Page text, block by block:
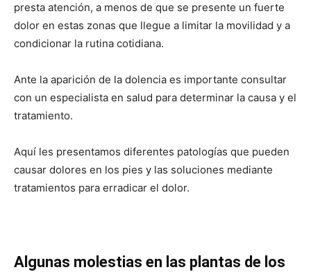
presta atención, a menos de que se presente un fuerte
dolor en estas zonas que llegue a limitar la movilidad y a
condicionar la rutina cotidiana.
Ante la aparición de la dolencia es importante consultar
con un especialista en salud para determinar la causa y el
tratamiento.
Aquí les presentamos diferentes patologías que pueden
causar dolores en los pies y las soluciones mediante
tratamientos para erradicar el dolor.
Algunas molestias en las plantas de los